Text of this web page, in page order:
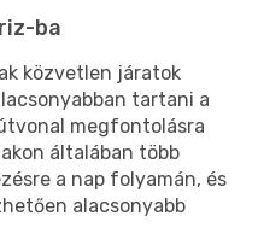
ba
közvetlen járatok
tartani a
megfontolásra
általában több
a nap folyamán, és
alacsonyabb